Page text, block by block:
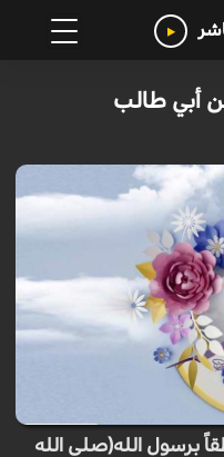
أبي طالب
برسول الله(صلى الله